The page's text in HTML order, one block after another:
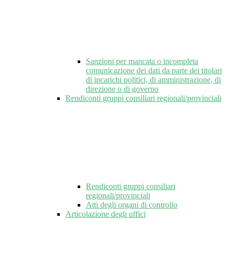
Sanzioni per mancata o incompleta
comunicazione dei dati da parte dei titolari
di incarichi politici, di amministrazione, di
direzione o di governo
Rendiconti gruppi consiliari regionali/provinciali
Rendiconti gruppi consiliari
regionali/provinciali
Atti degli organi di controllo
Articolazione degli uffici